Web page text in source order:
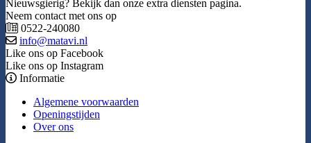
Nieuwsgierig? Bekijk dan onze extra diensten pagina.
Neem contact met ons op
0522-240080
info@matavi.nl
Like ons op Facebook
Like ons op Instagram
Informatie
Algemene voorwaarden
Openingstijden
Over ons